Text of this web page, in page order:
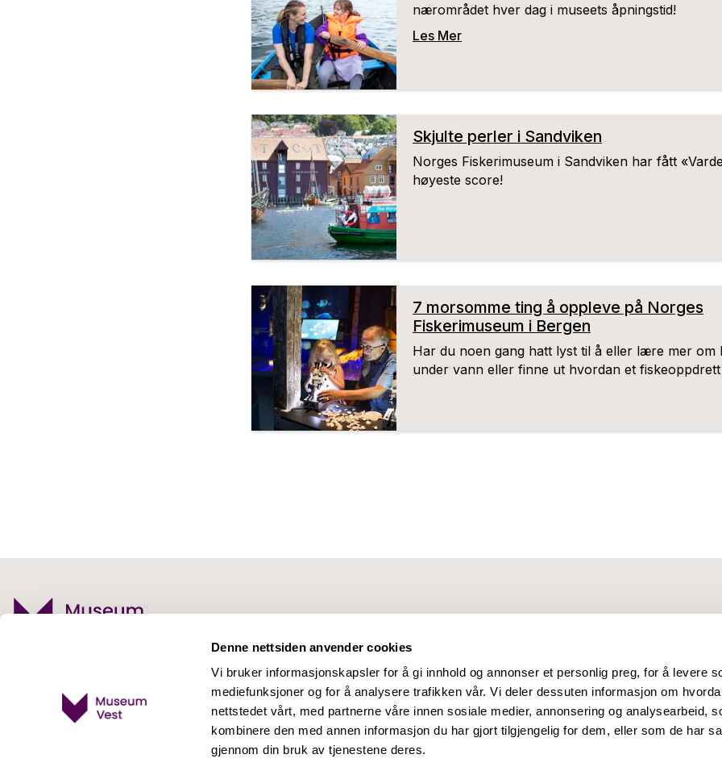
Denne nettsiden anvender cookies
Vi bruker informasjonskapsler for å gi innhold og annonser et personlig preg, for å levere
mediefunksjoner og for å analysere trafikken vår. Vi deler dessuten informasjon om
nettstedet vårt, med partnerne våre innen sosiale medier, annonsering og analysearbeid,
kombinere den med annen informasjon du har gjort tilgjengelig for dem, eller som de har
gjennom din bruk av tjenestene deres.
nærområdet hver dag i museets åpningstid!
Les Mer
Skjulte perler i Sandviken
Norges Fiskerimuseum i Sandviken har fått
høyeste score!
7 morsomme ting å oppleve på Norges
Fiskerimuseum i Bergen
Har du noen gang hatt lyst til å eller lære mer om
under vann eller finne ut hvordan et
Sandviksboder 23
5035 Bergen